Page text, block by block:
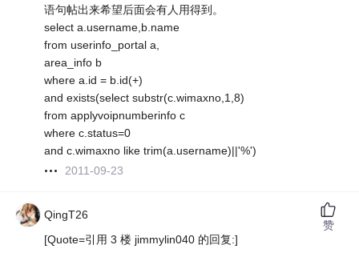
语句帖出来希望后面会有人用得到。
select a.username,b.name
from userinfo_portal a,
area_info b
where a.id = b.id(+)
and exists(select substr(c.wimaxno,1,8)
from applyvoipnumberinfo c
where c.status=0
and c.wimaxno like trim(a.username)||'%')
2011-09-23
QingT26
[Quote=引用 3 楼 jimmylin040 的回复:]
赞